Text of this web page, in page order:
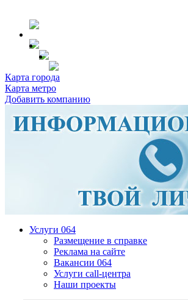
Карта города
Карта метро
Добавить компанию
Услуги 064
Размещение в справке
Реклама на сайте
Вакансии 064
Услуги call-центра
Наши проекты